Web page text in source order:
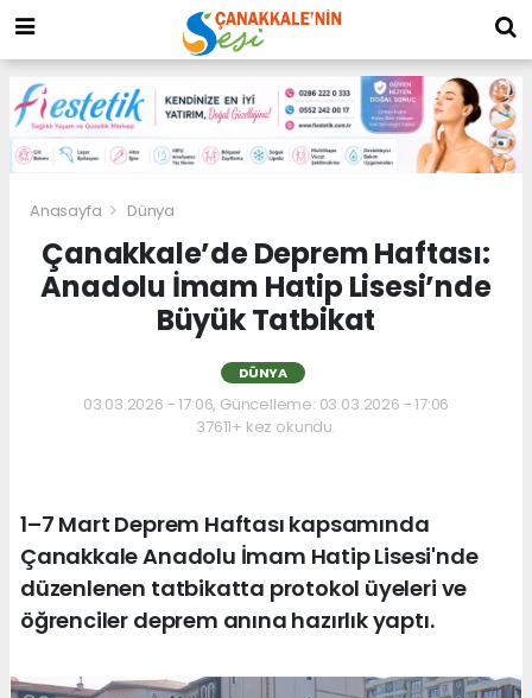
Anasayfa Dünya
Çanakkale’de Deprem Haftası:
Anadolu İmam Hatip Lisesi’nde
Büyük Tatbikat
DÜNYA
03.03.2026 - 17:06, Güncelleme: 03.03.2026 - 17:06
37611+ kez okundu.
1–7 Mart Deprem Haftası kapsamında
Çanakkale Anadolu İmam Hatip Lisesi'nde
düzenlenen tatbikatta protokol üyeleri ve
öğrenciler deprem anına hazırlık yaptı.